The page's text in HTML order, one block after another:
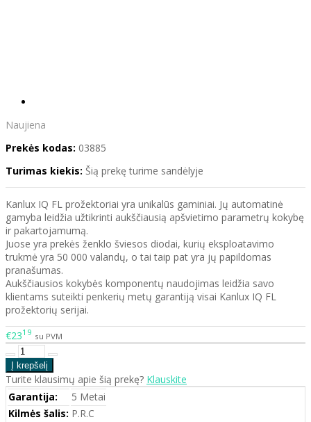
Naujiena
Prekės kodas: 03885
Turimas kiekis: Šią prekę turime sandėlyje
Kanlux IQ FL prožektoriai yra unikalūs gaminiai. Jų automatinė
gamyba leidžia užtikrinti aukščiausią apšvietimo parametrų kokybę
ir pakartojamumą.
Juose yra prekės ženklo šviesos diodai, kurių eksploatavimo
trukmė yra 50 000 valandų, o tai taip pat yra jų papildomas
pranašumas.
Aukščiausios kokybės komponentų naudojimas leidžia savo
klientams suteikti penkerių metų garantiją visai Kanlux IQ FL
prožektorių serijai.
€2319 su PVM
Turite klausimų apie šią prekę? Klauskite
Garantija:
5 Metai
Kilmės šalis: P.R.C